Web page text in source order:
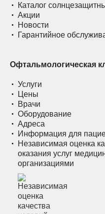
Каталог
Акции
Новости
Гарантийное
Офтальмологическая
Услуги
Цены
Врачи
Оборудование
Адреса
Информация для
Независимая оценка
оказания услуг
организациями